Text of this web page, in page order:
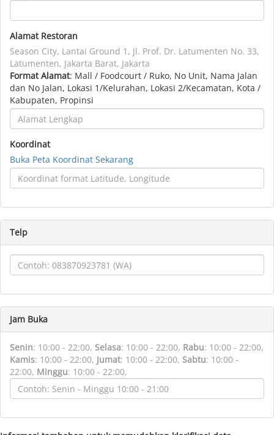
Alamat Restoran
Season City, Lantai Ground 1, Jl. Prof. Dr. Latumenten No. 33,
Latumenten, Jakarta Barat, Jakarta
Format Alamat: Mall / Foodcourt / Ruko, No Unit, Nama Jalan
dan No Jalan, Lokasi 1/Kelurahan, Lokasi 2/Kecamatan, Kota /
Kabupaten, Propinsi
Koordinat
Buka Peta Koordinat Sekarang
Telp
Jam Buka
Senin: 10:00 - 22:00, Selasa: 10:00 - 22:00, Rabu: 10:00 - 22:00,
Kamis: 10:00 - 22:00, Jumat: 10:00 - 22:00, Sabtu: 10:00 -
22:00, Minggu: 10:00 - 22:00,